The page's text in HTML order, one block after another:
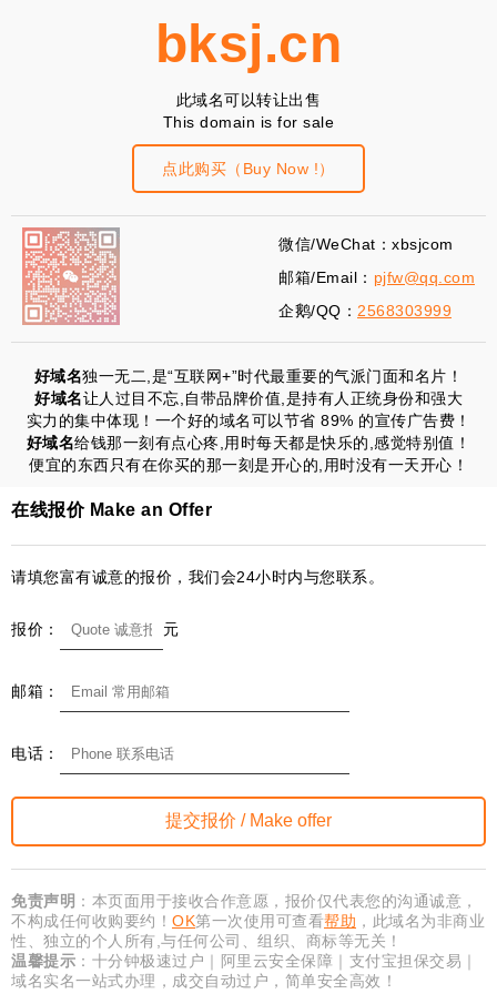
bksj.cn
此域名可以转让出售
This domain is for sale
点此购买（Buy Now !）
微信/WeChat：xbsjcom
邮箱/Email： pjfw@qq.com
企鹅/QQ： 2568303999
好域名独一无二,是“互联网+”时代最重要的气派门面和名片！
好域名让人过目不忘,自带品牌价值,是持有人正统身份和强大
实力的集中体现！一个好的域名可以节省 89% 的宣传广告费！
好域名给钱那一刻有点心疼,用时每天都是快乐的,感觉特别值！
便宜的东西只有在你买的那一刻是开心的,用时没有一天开心！
在线报价 Make an Offer
请填您富有诚意的报价，我们会24小时内与您联系。
报价： 元
邮箱：
电话：
免责声明 ：本页面用于接收合作意愿，报价仅代表您的沟通诚意，
不构成任何收购要约！ OK第一次使用可查看帮助 ，此域名为非商业
性、独立的个人所有,与任何公司、组织、商标等无关！
温馨提示 ：十分钟极速过户｜阿里云安全保障｜支付宝担保交易｜
域名实名一站式办理，成交自动过户，简单安全高效！